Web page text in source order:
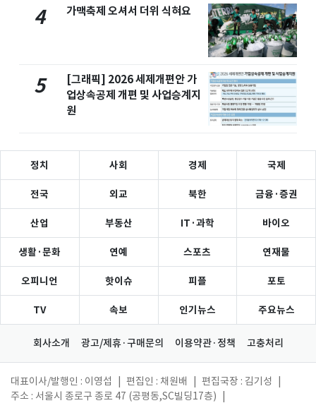
4 가맥축제 오셔서 더위 식혀요
5
[그래픽] 2026 세제개편안 가
업상속공제 개편 및 사업승계지
원
정치 사회 경제 국제
전국 외교 북한 금융·증권
산업 부동산 IT·과학 바이오
생활·문화 연예 스포츠 연재물
오피니언 핫이슈 피플 포토
TV 속보 인기뉴스 주요뉴스
회사소개 광고/제휴·구매문의 이용약관·정책 고충처리
대표이사/발행인 : 이영섭 편집인 : 채원배 편집국장 : 김기성
주소 : 서울시 종로구 종로 47 (공평동,SC빌딩17층)